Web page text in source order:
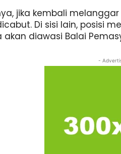
jika kembali
Di sisi lain, posisi
akan diawasi Balai
-